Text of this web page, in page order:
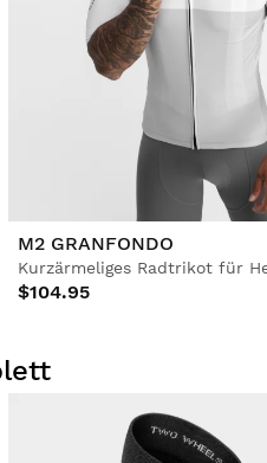
M2 GRANFONDO
Kurzärmeliges Radtrikot für
$104.95